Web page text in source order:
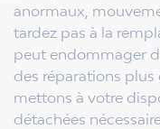
anormaux,
tardez pas à la
peut endommager
des réparations plus
mettons à votre
détachées